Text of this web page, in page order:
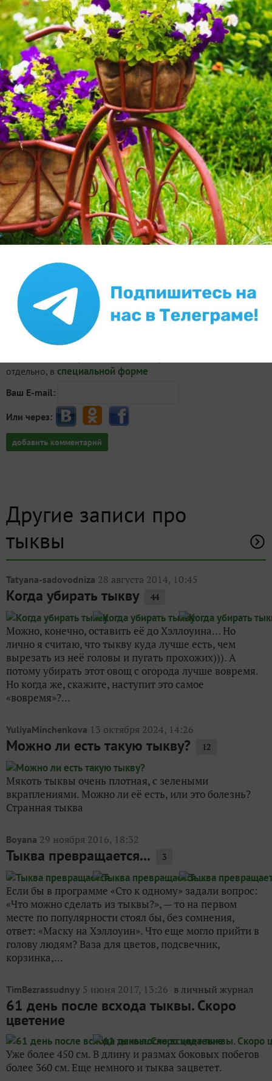
16 июля 2019, 21:51
Откроются, куда ж они денутся… Если растение
достаточнокрупное — без урожая не останетесь.
Разве что питания не хватит, тыква любит
хорошо удобренную землю. Ну и конечно играет
роль регион выращивания и сорт тыквы.
Так нам северней Москвы не стоит даже
зморачиваться с сортами тыквы мускатной, хотя
из всех трех широко культивируемых видов она
самая вкусная. Но тепла ей на Верхней Волге не
хватает, а занимать под неё теплицу
нерационально.
Ответить ✿
Пожалуйста, оставьте комментарий
отдельно, в специальной форме
Ваш E-mail:
Или через:
добавить комментарий
Другие записи про
тыквы
Tatyana-sadovodniza 28 августа 2014, 10:45
Когда убирать тыкву 44
Можно, конечно, оставить её до Хэллоуина… Но
лично я считаю, что тыкву куда лучше есть, чем
вырезать из неё головы и пугать прохожих))). А
потому убирать этот овощ с огорода лучше вовремя.
Но когда же, скажите, наступит это самое
«вовремя»?...
YuliyaMinchenkova 13 октября 2024, 14:26
Можно ли есть такую тыкву? 12
Мякоть тыквы очень плотная, с зелеными
вкраплениями. Можно ли её есть, или это болезнь?
Странная тыква
Boyana 29 ноября 2016, 18:32
Тыква превращается... 3
Если бы в программе «Сто к одному» задали вопрос:
«Что можно сделать из тыквы?», — то на первом
месте по популярности стоял бы, без сомнения,
ответ: «Маску на Хэллоуин». Что еще могло прийти в
голову людям? Ваза для цветов, подсвечник,
корзинка,...
TimBezrassudnyy 5 июня 2017, 13:26 в личный журнал
61 день после всхода тыквы. Скоро
цветение
Уже более 450 см. В длину и размах боковых побегов
более 360 см. Еще немного и тыква зацветет.